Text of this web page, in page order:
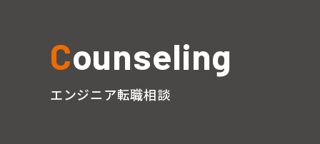
Counseling
エンジニア転職相談